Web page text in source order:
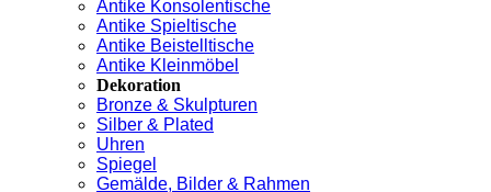
Antike Konsolentische
Antike Spieltische
Antike Beistelltische
Antike Kleinmöbel
Dekoration
Bronze & Skulpturen
Silber & Plated
Uhren
Spiegel
Gemälde, Bilder & Rahmen